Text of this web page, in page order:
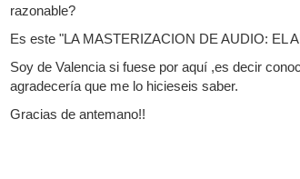
razonable?
Es este "LA MASTERIZACION DE AUDIO: EL
Soy de Valencia si fuese por aquí ,es decir
agradecería que me lo hicieseis saber.
Gracias de antemano!!